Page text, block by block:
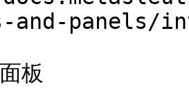
and-panels/
板